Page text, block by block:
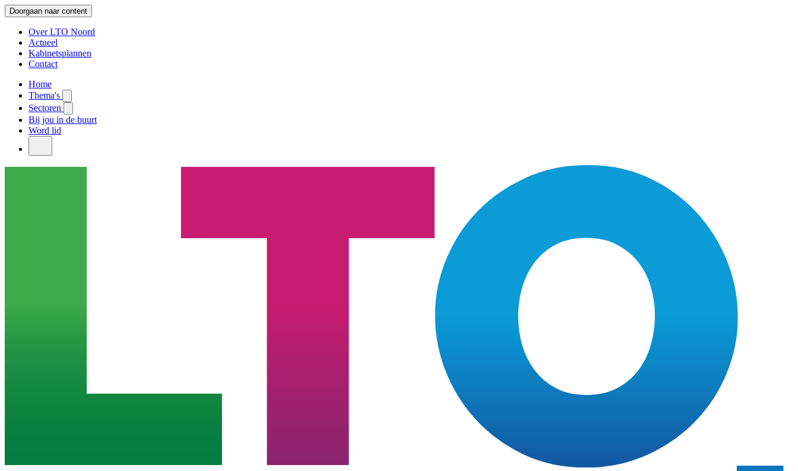
Doorgaan naar content
Over LTO Noord
Actueel
Kabinetsplannen
Contact
Home
Thema's
Sectoren
Bij jou in de buurt
Word lid